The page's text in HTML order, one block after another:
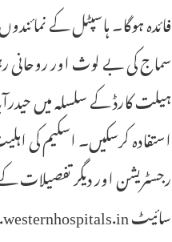
سماج کی بے لوث اور روحانی
ہیلت کارڈ کے سلسلہ میں
استفادہ کرسکیں۔ اسکیم کی
سائیٹ www.westernhospitals.in سے رجوع ہوسکتے ہیں۔1/k/m/b